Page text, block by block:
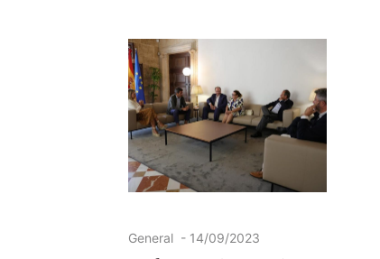
General - 14/09/2023